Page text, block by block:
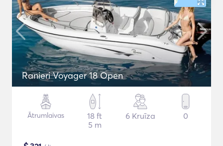
Ranieri Voyager 18 Open
Ātrumlaivas
18 ft
5 m
6 Kruīza 0